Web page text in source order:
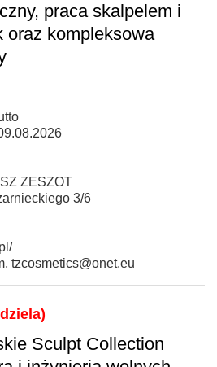
praca skalpelem i
oraz kompleksowa
ZESZOT
3/6
tzcosmetics@onet.eu
Sculpt Collection